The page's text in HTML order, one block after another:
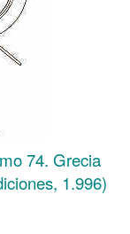
74. Grecia
1.996)